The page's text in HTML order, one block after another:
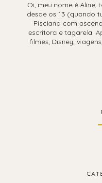
Oi, meu nome é Aline,
desde os 13 (quando
Pisciana com
escritora e tagarela.
filmes, Disney,